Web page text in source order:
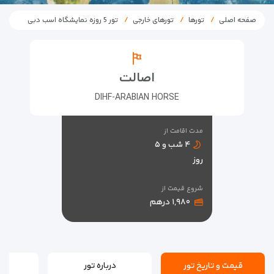
صفحه اصلی تورها تورهای خارجی تور 5 روزه نمایشگاه اسب دبی
اصالت
DIHF-ARABIAN HORSE
مدت اقامت از
۴ شب و ۵
روز
شروع قیمت از
۱,۹۸۰ درهم
قیمت و تاریخ تور درباره تور